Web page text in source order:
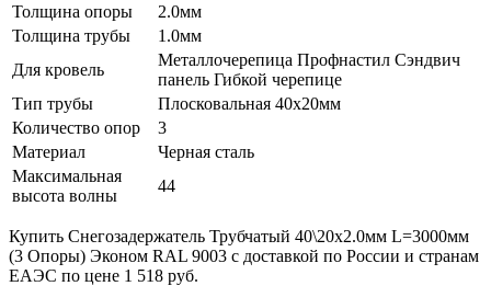
Толщина опоры
2.0мм
Толщина трубы
1.0мм
Для кровель
Металлочерепица Профнастил Сэндвич
панель Гибкой черепице
Тип трубы
Плосковальная 40х20мм
Количество опор
3
Материал
Черная сталь
Максимальная
высота волны
44
Купить Снегозадержатель Трубчатый 40\20х2.0мм L=3000мм
(3 Опоры) Эконом RAL 9003 с доставкой по России и странам
ЕАЭС по цене 1 518 руб.